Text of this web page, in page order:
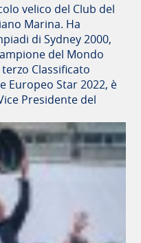
velico del Club del
Marina. Ha
di Sydney 2000,
del Mondo
Classificato
Europeo Star 2022, è
Presidente del